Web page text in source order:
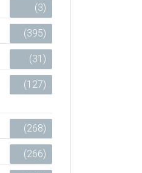
(3)
(395)
(31)
(127)
(268)
(266)